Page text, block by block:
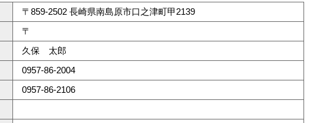
〒859-2502 長崎県南島原市口之津町甲2139
〒
久保 太郎
0957-86-2004
0957-86-2106